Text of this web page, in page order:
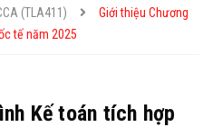
(TLA411)
Giới thiệu Chương
tế năm 2025
Kế toán tích hợp